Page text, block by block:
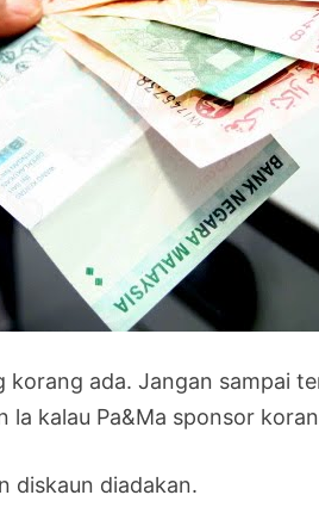
ada. Jangan sampai
la kalau Pa&Ma sponsor
diskaun diadakan.